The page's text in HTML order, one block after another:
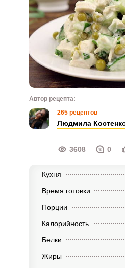
Автор рецепта:
265 рецептов
Людмила
3608 0
Кухня
Время готовки
Порции
Калорийность
Белки
Жиры